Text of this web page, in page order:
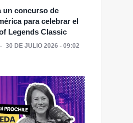
un concurso de
para celebrar el
Legends Classic
30 DE JULIO 2026 - 09:02